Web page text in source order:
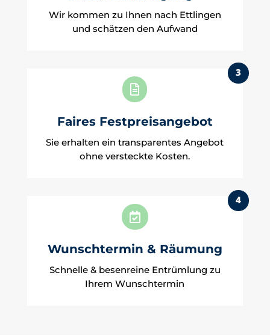
Wir kommen zu Ihnen nach Ettlingen
und schätzen den Aufwand

Faires Festpreisangebot
3
Sie erhalten ein transparentes Angebot
ohne versteckte Kosten.

Wunschtermin & Räumung
4
Schnelle & besenreine Entrümlung zu
Ihrem Wunschtermin